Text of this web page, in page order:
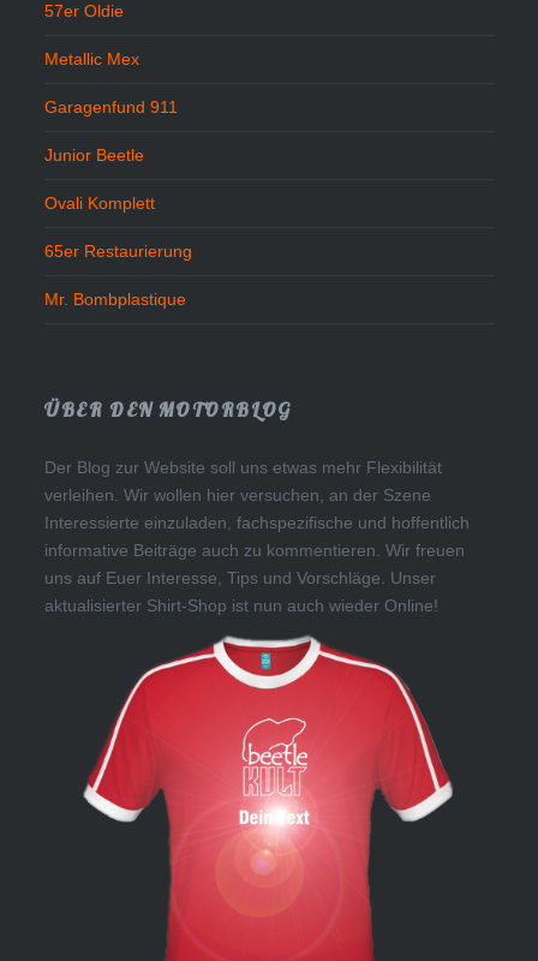
57er Oldie
Metallic Mex
Garagenfund 911
Junior Beetle
Ovali Komplett
65er Restaurierung
Mr. Bombplastique
ÜBER DEN MOTORBLOG
Der Blog zur Website soll uns etwas mehr Flexibilität
verleihen. Wir wollen hier versuchen, an der Szene
Interessierte einzuladen, fachspezifische und hoffentlich
informative Beiträge auch zu kommentieren. Wir freuen
uns auf Euer Interesse, Tips und Vorschläge. Unser
aktualisierter Shirt-Shop ist nun auch wieder Online!